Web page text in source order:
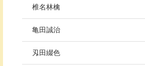
椎名林檎
亀田誠治
刄田綴色